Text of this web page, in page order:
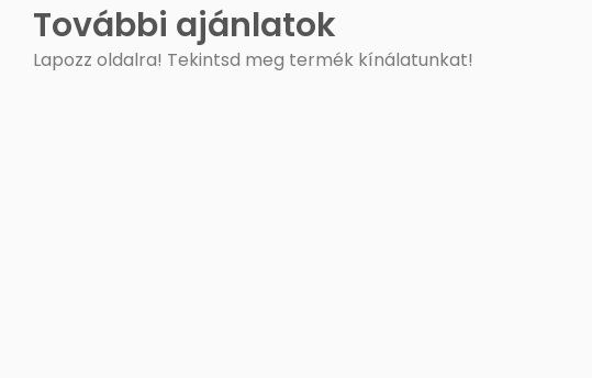
További ajánlatok
Lapozz oldalra! Tekintsd meg termék kínálatunkat!